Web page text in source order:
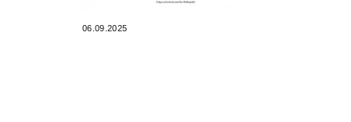
06.09.2025